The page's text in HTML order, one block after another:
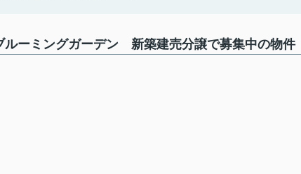
ーミングガーデン 新築建売分譲で募集中の物件